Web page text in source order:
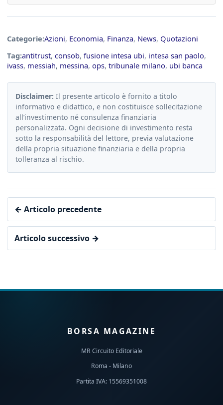
Categorie:Azioni, Economia, Finanza, News, Quotazioni
Tag:antitrust, consob, fusione intesa ubi, intesa san paolo,
ivass, messiah, messina, ops, tribunale milano, ubi banca
Disclaimer: Il presente articolo è fornito a titolo
informativo e didattico, e non costituisce sollecitazione
all’investimento né consulenza finanziaria
personalizzata. Ogni decisione di investimento resta
sotto la responsabilità del lettore, previa valutazione
della propria situazione finanziaria e della propria
tolleranza al rischio.
← Articolo precedente
Articolo successivo →
BORSA MAGAZINE
MR Circuito Editoriale
Roma - Milano
Partita IVA: 15569351008